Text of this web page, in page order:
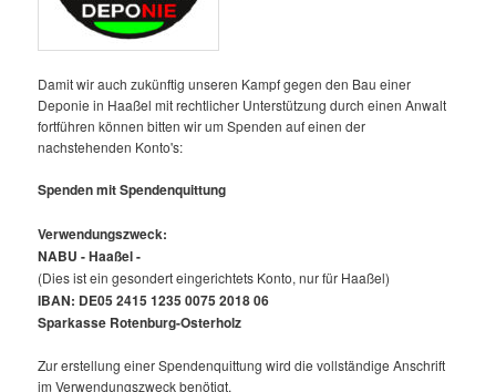
Damit wir auch zukünftig unseren Kampf gegen den Bau einer
Deponie in Haaßel mit rechtlicher Unterstützung durch einen Anwalt
fortführen können bitten wir um Spenden auf einen der
nachstehenden Konto's:
Spenden mit Spendenquittung
Verwendungszweck:
NABU - Haaßel -
(Dies ist ein gesondert eingerichtets Konto, nur für Haaßel)
IBAN: DE05 2415 1235 0075 2018 06
Sparkasse Rotenburg-Osterholz
Zur erstellung einer Spendenquittung wird die vollständige Anschrift
im Verwendungszweck benötigt.